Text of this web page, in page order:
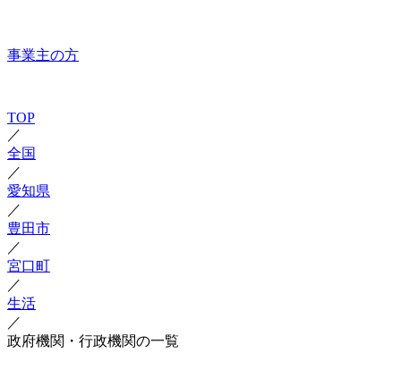
事業主の方
TOP
／
全国
／
愛知県
／
豊田市
／
宮口町
／
生活
／
政府機関・行政機関の一覧